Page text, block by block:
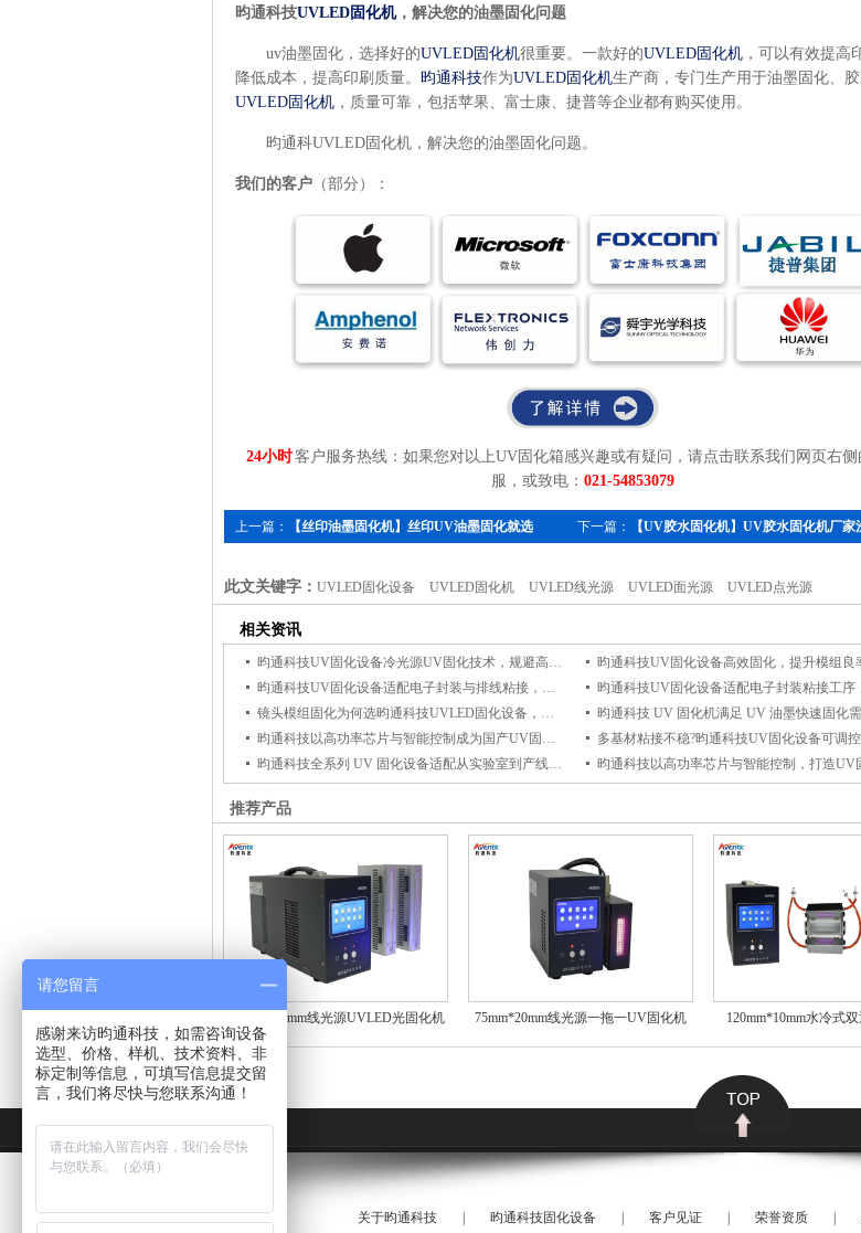
昀通科技UVLED固化机，解决您的油墨固化问题
uv油墨固化，选择好的UVLED固化机很重要。一款好的UVLED固化机 ，可以有效提高
降低成本，提高印刷质量。 昀通科技作为UVLED固化机生产商，专门生产用于油墨固化、
UVLED固化机 ，质量可靠，包括苹果、富士康、捷普等企业都有购买使用。
昀通科UVLED固化机，解决您的油墨固化问题。
我们的客户 （部分）：
24小时客户服务热线：如果您对以上UV固化箱感兴趣或有疑问，请点击联系我们网页右侧
服，或致电： 021-54853079
下一篇： 【UV胶水固化机】UV胶水固化机厂
上一篇： 【丝印油墨固化机】丝印UV油墨固化就选
此文关键字： UVLED固化设备 UVLED固化机 UVLED线光源 UVLED面光源 UVLED点光源
相关资讯
昀通科技UV固化设备冷光源UV固化技术，规避高温影响，保障电子组件品质
昀通科技UV固化设备适配电子封装与排线粘接，冷光源UV固化杜绝高温损伤
镜头模组固化为何选昀通科技UVLED固化设备，它能保障光学粘接牢固与透光稳定
昀通科技以高功率芯片与智能控制成为国产UV固化设备优选品牌
昀通科技全系列 UV 固化设备适配从实验室到产线全场景，赋能产线高效固化
推荐产品
200mm*15mm线光源UVLED光固化机 75mm*20mm线光源一拖一UV固化机 120mm*10mm水冷式
关于昀通科技 昀通科技固化设备 客户见证 荣誉资质
请您留言
感谢来访昀通科技，如需咨询设备
选型、价格、样机、技术资料、非
标定制等信息，可填写信息提交留
言，我们将尽快与您联系沟通！